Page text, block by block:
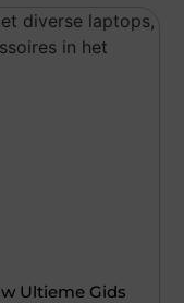
Ultieme Gids